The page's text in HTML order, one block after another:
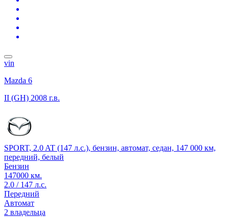
vin
Mazda 6
II (GH) 2008 г.в.
SPORT, 2.0 AT (147 л.с.), бензин, автомат, седан, 147 000 км,
передний, белый
Бензин
147000 км.
2.0 / 147 л.с.
Передний
Автомат
2 владельца